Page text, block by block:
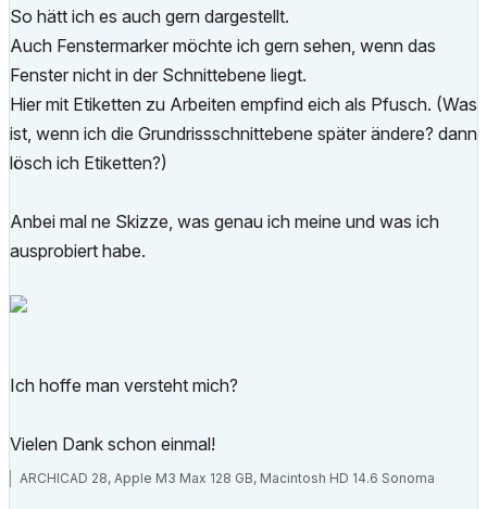
So hätt ich es auch gern dargestellt.
Auch Fenstermarker möchte ich gern sehen, wenn das
Fenster nicht in der Schnittebene liegt.
Hier mit Etiketten zu Arbeiten empfind eich als Pfusch. (Was
ist, wenn ich die Grundrissschnittebene später ändere? dann
lösch ich Etiketten?)
Anbei mal ne Skizze, was genau ich meine und was ich
ausprobiert habe.
Ich hoffe man versteht mich?
Vielen Dank schon einmal!
ARCHICAD 28, Apple M3 Max 128 GB, Macintosh HD 14.6 Sonoma